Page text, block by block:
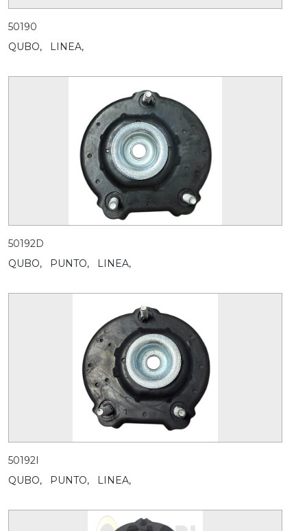
50190
QUBO,
LINEA,
50192D
QUBO,
PUNTO, LINEA,
50192I
QUBO,
PUNTO, LINEA,